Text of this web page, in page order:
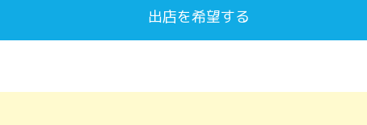
出店を希望する